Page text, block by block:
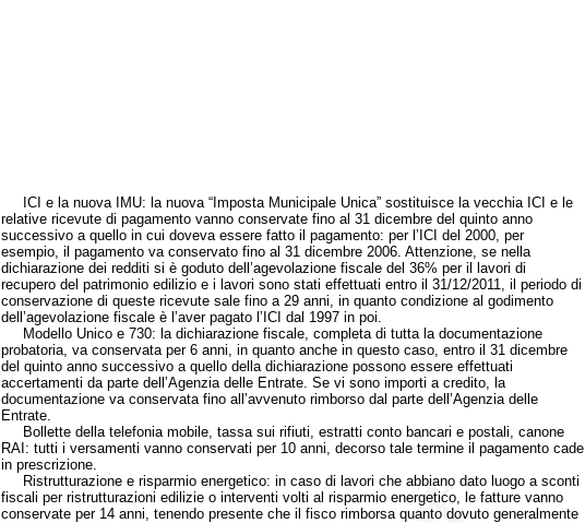
ICI e la nuova IMU: la nuova “Imposta Municipale Unica” sostituisce la vecchia ICI e le
relative ricevute di pagamento vanno conservate fino al 31 dicembre del quinto anno
successivo a quello in cui doveva essere fatto il pagamento: per l’ICI del 2000, per
esempio, il pagamento va conservato fino al 31 dicembre 2006. Attenzione, se nella
dichiarazione dei redditi si è goduto dell’agevolazione fiscale del 36% per il lavori di
recupero del patrimonio edilizio e i lavori sono stati effettuati entro il 31/12/2011, il periodo di
conservazione di queste ricevute sale fino a 29 anni, in quanto condizione al godimento
dell’agevolazione fiscale è l’aver pagato l’ICI dal 1997 in poi.
Modello Unico e 730: la dichiarazione fiscale, completa di tutta la documentazione
probatoria, va conservata per 6 anni, in quanto anche in questo caso, entro il 31 dicembre
del quinto anno successivo a quello della dichiarazione possono essere effettuati
accertamenti da parte dell’Agenzia delle Entrate. Se vi sono importi a credito, la
documentazione va conservata fino all’avvenuto rimborso dal parte dell’Agenzia delle
Entrate.
Bollette della telefonia mobile, tassa sui rifiuti, estratti conto bancari e postali, canone
RAI: tutti i versamenti vanno conservati per 10 anni, decorso tale termine il pagamento cade
in prescrizione.
Ristrutturazione e risparmio energetico: in caso di lavori che abbiano dato luogo a sconti
fiscali per ristrutturazioni edilizie o interventi volti al risparmio energetico, le fatture vanno
conservate per 14 anni, tenendo presente che il fisco rimborsa quanto dovuto generalmente